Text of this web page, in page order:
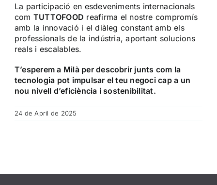
La participació en esdeveniments internacionals
com TUTTOFOOD reafirma el nostre compromís
amb la innovació i el diàleg constant amb els
professionals de la indústria, aportant solucions
reals i escalables.
T’esperem a Milà per descobrir junts com la
tecnologia pot impulsar el teu negoci cap a un
nou nivell d’eficiència i sostenibilitat.
24 de April de 2025